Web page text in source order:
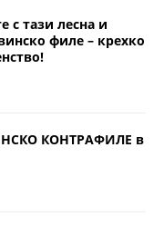
с тази лесна и
филе – крехко
КОНТРАФИЛЕ в